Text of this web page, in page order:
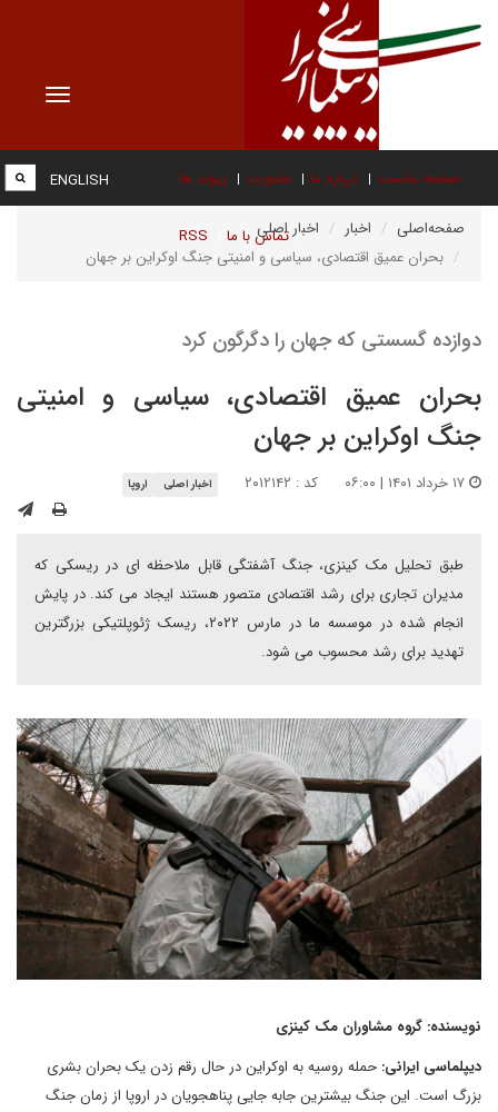
Toggle
صفحه نخست درباره ما عضویت پیوند ها
تماس با ما RSS
ENGLISH
صفحه‌اصلی اخبار
اخبار اصلی
بحران عمیق اقتصادی، سیاسی و امنیتی جنگ اوکراین بر جهان
دوازده گسستی که جهان را دگرگون کرد
بحران عمیق اقتصادی، سیاسی و امنیتی
جنگ اوکراین بر جهان
کد : ۲۰۱۲۱۴۲ اخبار اصلی اروپا
طبق تحلیل مک کینزی، جنگ آشفتگی قابل ملاحظه ای در ریسکی که
مدیران تجاری برای رشد اقتصادی متصور هستند ایجاد می کند. در پایش
انجام شده در موسسه ما در مارس ۲۰۲۲، ریسک ژئوپلتیکی بزرگترین
تهدید برای رشد محسوب می شود.
نویسنده: گروه مشاوران مک کینزی
دیپلماسی ایرانی: حمله روسیه به اوکراین در حال رقم زدن یک بحران بشری
بزرگ است. این جنگ بیشترین جابه جایی پناهجویان در اروپا از زمان جنگ